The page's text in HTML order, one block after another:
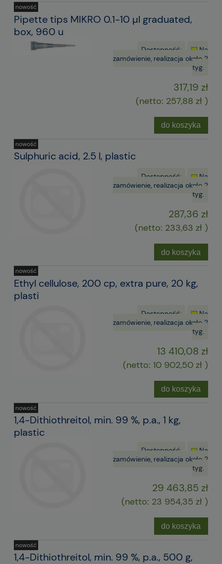
Pipette tips MIKRO 0.1-10 µl graduated,
box, 960 u
Dostępność:
Na
zamówienie, realizacja około 2
tyg.
317,19 zł
(netto: 257,88 zł )
do koszyka
nowość
Sulphuric acid, 2.5 l, plastic
Dostępność:
Na
zamówienie, realizacja około 2
tyg.
287,36 zł
(netto: 233,63 zł )
do koszyka
nowość
Ethyl cellulose, 200 cp, extra pure, 20 kg,
plasti
Dostępność:
Na
zamówienie, realizacja około 2
tyg.
13 410,08 zł
(netto: 10 902,50 zł )
do koszyka
nowość
1,4-Dithiothreitol, min. 99 %, p.a., 1 kg,
plastic
Dostępność:
Na
zamówienie, realizacja około 2
tyg.
29 463,85 zł
(netto: 23 954,35 zł )
do koszyka
nowość
1,4-Dithiothreitol, min. 99 %, p.a., 500 g,
nowość